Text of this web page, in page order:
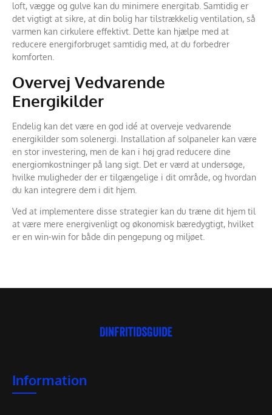
loft, vægge og gulve kan du minimere energitab. Samtidig er
det vigtigt at sikre, at din bolig har tilstrækkelig ventilation, så
varmen kan cirkulere effektivt. Dette kan hjælpe med at
reducere energiforbruget samtidig med, at du forbedrer
komforten.
Overvej Vedvarende
Energikilder
Endelig kan det være en god idé at overveje vedvarende
energikilder som solenergi. Installation af solpaneler kan være
en stor investering, men de kan i høj grad reducere dine
energiomkostninger på lang sigt. Det er værd at undersøge,
hvilke muligheder der er tilgængelige i dit område, og hvordan
du kan integrere dem i dit hjem.
Ved at implementere disse strategier kan du træne dit hjem til
at være mere energivenligt og økonomisk bæredygtigt, hvilket
er en win-win for både din pengepung og miljøet.
Information